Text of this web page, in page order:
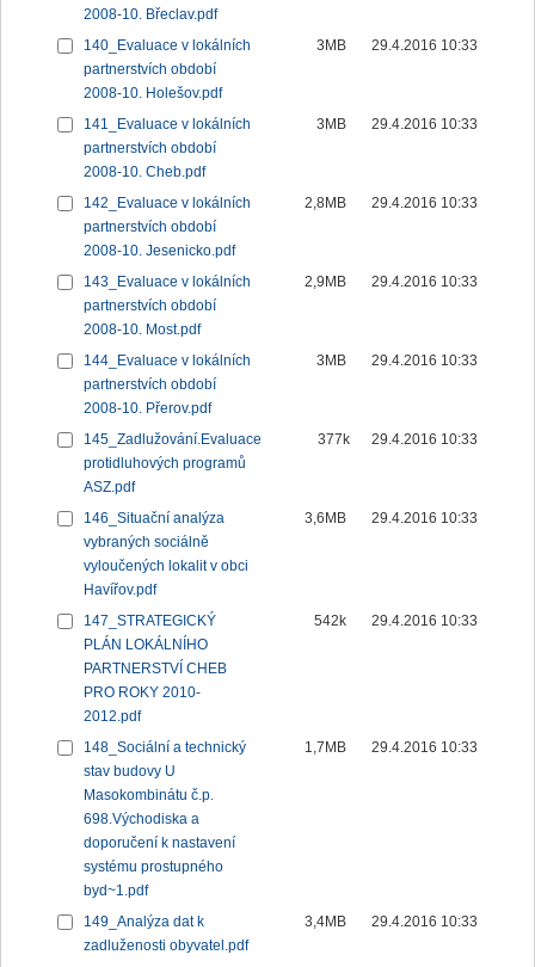
2008-10. Břeclav.pdf
140_Evaluace v lokálních
partnerstvích období
2008-10. Holešov.pdf
3MB 29.4.2016 10:33
141_Evaluace v lokálních
partnerstvích období
2008-10. Cheb.pdf
3MB 29.4.2016 10:33
142_Evaluace v lokálních
partnerstvích období
2008-10. Jesenicko.pdf
2,8MB 29.4.2016 10:33
143_Evaluace v lokálních
partnerstvích období
2008-10. Most.pdf
2,9MB 29.4.2016 10:33
144_Evaluace v lokálních
partnerstvích období
2008-10. Přerov.pdf
3MB 29.4.2016 10:33
145_Zadlužování.Evaluace
protidluhových programů
ASZ.pdf
377k 29.4.2016 10:33
146_Situační analýza
vybraných sociálně
vyloučených lokalit v obci
Havířov.pdf
3,6MB 29.4.2016 10:33
147_STRATEGICKÝ
PLÁN LOKÁLNÍHO
PARTNERSTVÍ CHEB
PRO ROKY 2010-
2012.pdf
542k 29.4.2016 10:33
148_Sociální a technický
stav budovy U
Masokombinátu č.p.
698.Východiska a
doporučení k nastavení
systému prostupného
byd~1.pdf
1,7MB 29.4.2016 10:33
149_Analýza dat k
zadluženosti obyvatel.pdf
3,4MB 29.4.2016 10:33